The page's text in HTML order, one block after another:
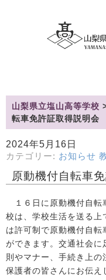
山梨県立塩山高等学校
転車免許証取得説明会
2024年5月16日
カテゴリー: お知らせ
原動機付自転車
１６日に原動機付自転
校は、学校生活を送る上
は許可制で原動機付自転
ができます。交通社会に
則やマナー、手続き上
保護者の皆さんにお伝え